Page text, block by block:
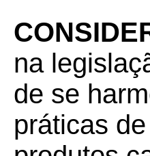
na
de se
práticas